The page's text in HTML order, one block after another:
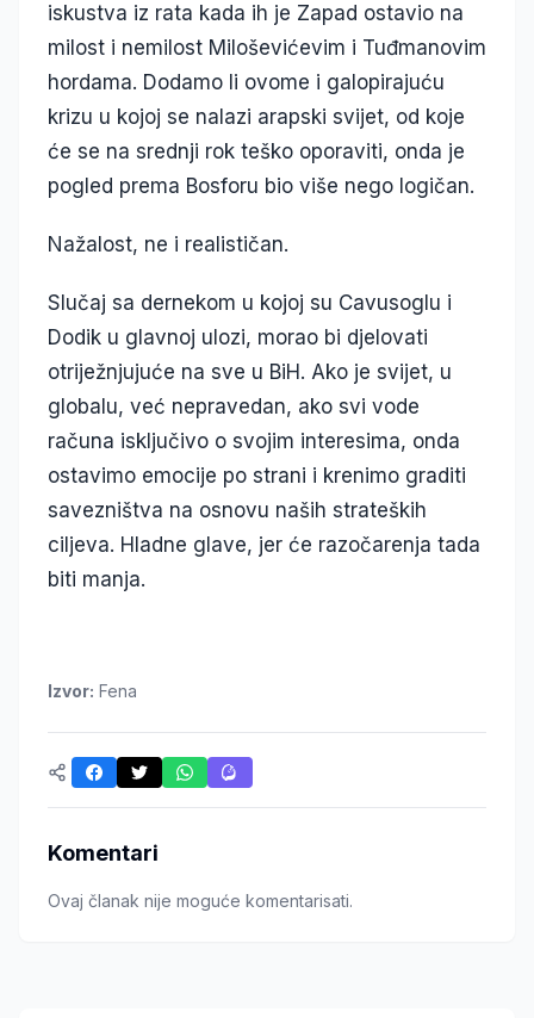
iskustva iz rata kada ih je Zapad ostavio na
milost i nemilost Miloševićevim i Tuđmanovim
hordama. Dodamo li ovome i galopirajuću
krizu u kojoj se nalazi arapski svijet, od koje
će se na srednji rok teško oporaviti, onda je
pogled prema Bosforu bio više nego logičan.
Nažalost, ne i realističan.
Slučaj sa dernekom u kojoj su Cavusoglu i
Dodik u glavnoj ulozi, morao bi djelovati
otriježnjujuće na sve u BiH. Ako je svijet, u
globalu, već nepravedan, ako svi vode
računa isključivo o svojim interesima, onda
ostavimo emocije po strani i krenimo graditi
savezništva na osnovu naših strateških
ciljeva. Hladne glave, jer će razočarenja tada
biti manja.
Izvor: Fena
Komentari
Ovaj članak nije moguće komentarisati.